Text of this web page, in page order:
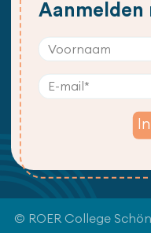
Aanmelden
© ROER College